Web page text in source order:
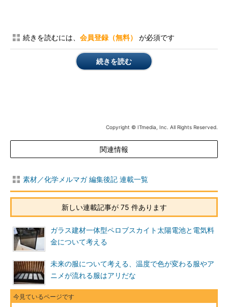
続きを読むには、 会員登録（無料） が必須です
続きを読む
Copyright © ITmedia, Inc. All Rights Reserved.
関連情報
素材／化学メルマガ 編集後記 連載一覧
新しい連載記事が 75 件あります
ガラス建材一体型ペロブスカイト太陽電池と電気料
金について考える
未来の服について考える、温度で色が変わる服やア
ニメが流れる服はアリだな